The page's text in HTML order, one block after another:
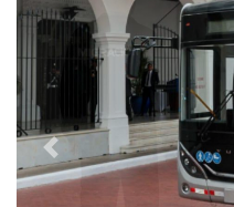
Previous